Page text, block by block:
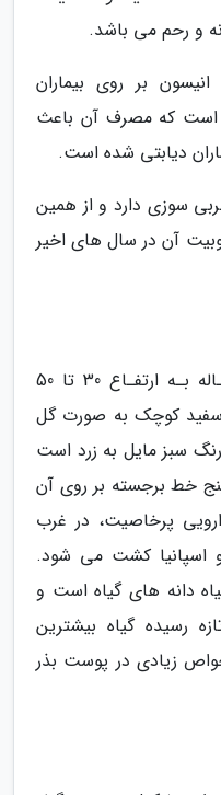
و رحم می باشد.
بر روی بیماران
داده است که مصرف آن باعث
دیابتی شده است.
سوزی دارد و از همین
آن در سال های اخیر
انیسون گیاهی علفی و یـک سـاله بـه ارتفـاع 30 تا 50
سفید کوچک به صورت گل
سبز مایل به زرد است
خط برجسته بر روی آن
پرخاصیت، در غرب
و اسپانیا کشت می شود.
دانه های گیاه است و
رسیده گیاه بیشترین
زیادی در پوست بذر